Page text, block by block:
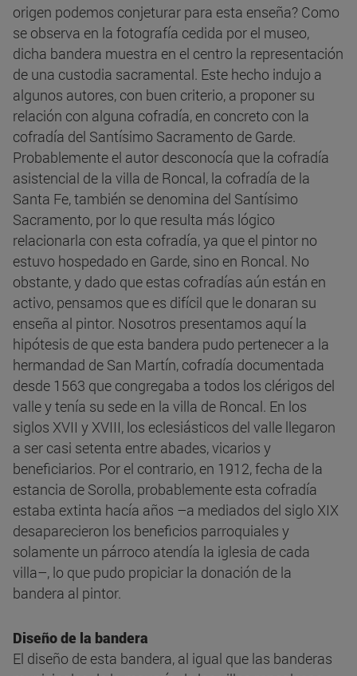
origen podemos conjeturar para esta enseña? Como
se observa en la fotografía cedida por el museo,
dicha bandera muestra en el centro la representación
de una custodia sacramental. Este hecho indujo a
algunos autores, con buen criterio, a proponer su
relación con alguna cofradía, en concreto con la
cofradía del Santísimo Sacramento de Garde.
Probablemente el autor desconocía que la cofradía
asistencial de la villa de Roncal, la cofradía de la
Santa Fe, también se denomina del Santísimo
Sacramento, por lo que resulta más lógico
relacionarla con esta cofradía, ya que el pintor no
estuvo hospedado en Garde, sino en Roncal. No
obstante, y dado que estas cofradías aún están en
activo, pensamos que es difícil que le donaran su
enseña al pintor. Nosotros presentamos aquí la
hipótesis de que esta bandera pudo pertenecer a la
hermandad de San Martín, cofradía documentada
desde 1563 que congregaba a todos los clérigos del
valle y tenía su sede en la villa de Roncal. En los
siglos XVII y XVIII, los eclesiásticos del valle llegaron
a ser casi setenta entre abades, vicarios y
beneficiarios. Por el contrario, en 1912, fecha de la
estancia de Sorolla, probablemente esta cofradía
estaba extinta hacía años –a mediados del siglo XIX
desaparecieron los beneficios parroquiales y
solamente un párroco atendía la iglesia de cada
villa–, lo que pudo propiciar la donación de la
bandera al pintor.
Diseño de la bandera
El diseño de esta bandera, al igual que las banderas